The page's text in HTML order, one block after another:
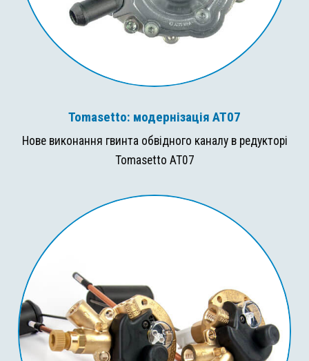
Tomasetto: модернізація AT07
Нове виконання гвинта обвідного каналу в редукторі
Tomasetto AT07